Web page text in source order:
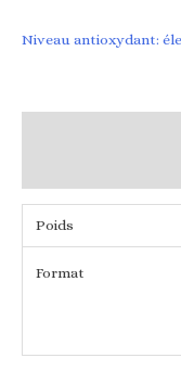
Niveau antioxydant:
Poids
Format